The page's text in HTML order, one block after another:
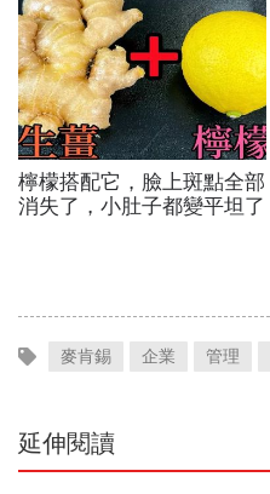
檸檬搭配它，臉上斑點全部
消失了，小肚子都變平坦了
麥肯錫 企業 管理
延伸閱讀